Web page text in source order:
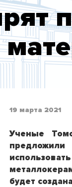
19 марта 2021
Ученые
будет